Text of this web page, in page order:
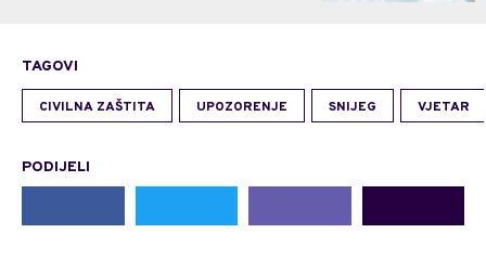
TAGOVI
CIVILNA ZAŠTITA UPOZORENJE SNIJEG VJETAR
PODIJELI